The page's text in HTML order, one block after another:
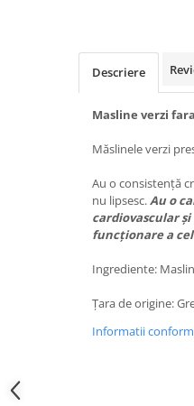
Descriere
Masline verzi
Măslinele verzi
Au o consistență
nu lipsesc. Au o
cardiovascular
funcționare a
Ingrediente:
Țara de origine:
Informatii